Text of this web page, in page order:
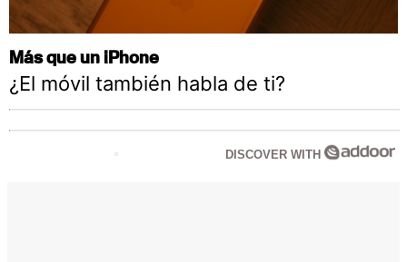
Más que un iPhone
¿El móvil también habla de ti?
DISCOVER WITH